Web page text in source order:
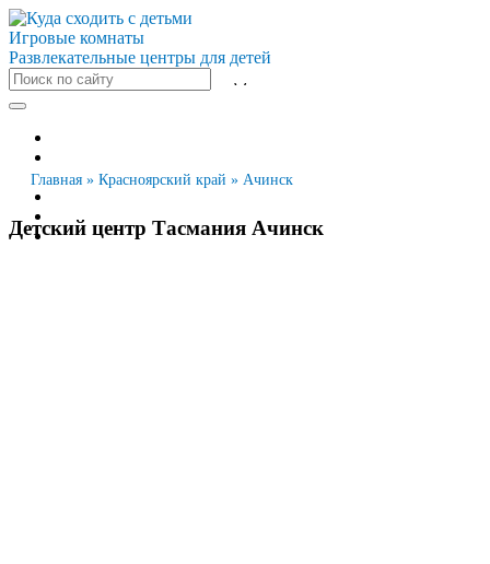
Игровые комнаты
Развлекательные центры для детей
Санкт-Петербург
Екатеринбург
Казань
Главная » Красноярский край » Ачинск
Детский центр Тасмания Ачинск